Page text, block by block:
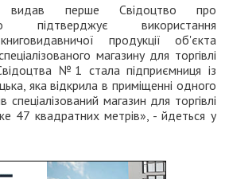
видав перше Свідоцтво про
підтверджує використання
продукції об'єкта
магазину для торгівлі
№1 стала підприємниця із
яка відкрила в приміщенні одного
спеціалізований магазин для торгівлі
47 квадратних метрів», - йдеться у